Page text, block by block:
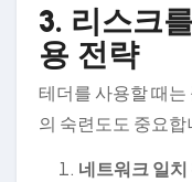
3. 리스크
용 전략
테더를 사용할 때
의 숙련도도 중요합
네트워크 일